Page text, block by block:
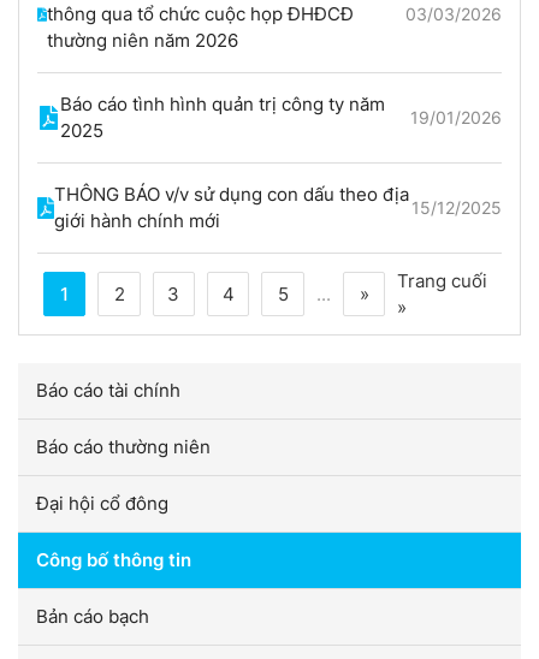
Báo cáo tài chính
Báo cáo thường niên
Đại hội cổ đông
Công bố thông tin
Bản cáo bạch
thông qua tổ chức cuộc họp ĐHĐCĐ
thường niên năm 2026
03/03/2026
Báo cáo tình hình quản trị công ty năm
2025
19/01/2026
THÔNG BÁO v/v sử dụng con dấu theo địa
giới hành chính mới
15/12/2025
1 2 3 4 5 ... »
Trang cuối
»